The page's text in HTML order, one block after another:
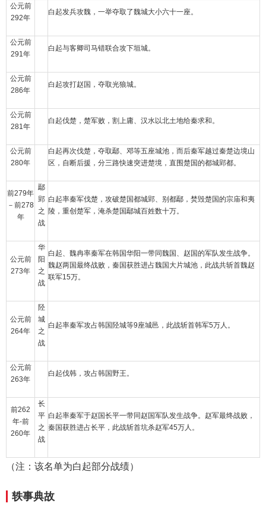
公元前
292年
白起发兵攻魏，一举夺取了魏城大小六十一座。
公元前
291年
白起与客卿司马错联合攻下垣城。
公元前
286年
白起攻打赵国，夺取光狼城。
公元前
281年
白起伐楚，楚军败，割上庸、汉水以北土地给秦求和。
公元前
280年
白起再次伐楚，夺取鄢、邓等五座城池，而后秦军越过秦楚边境山
区，自断后援，分三路快速突进楚境，直围楚国的都城郢都。
前279年
－前278
年
鄢
郢
之
战
白起率秦军伐楚，攻破楚国都城郢、别都鄢，焚毁楚国的宗庙和夷
陵，重创楚军，淹杀楚国鄢城百姓数十万。
公元前
273年
华
阳
之
战
白起、魏冉率秦军在韩国华阳一带同魏国、赵国的军队发生战争。
魏赵两国最终战败，秦国获胜进占魏国大片城池，此战共斩首魏赵
联军15万。
公元前
264年
陉
城
之
战
白起率秦军攻占韩国陉城等9座城邑，此战斩首韩军5万人。
公元前
263年
白起伐韩，攻占韩国野王。
前262
年-前
260年
长
平
之
战
白起率秦军于赵国长平一带同赵国军队发生战争。赵军最终战败，
秦国获胜进占长平，此战斩首坑杀赵军45万人。
（注：该名单为白起部分战绩）
轶事典故